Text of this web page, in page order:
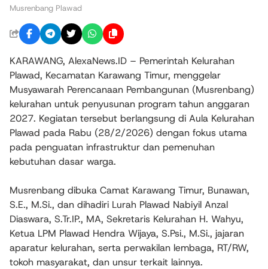
Musrenbang Plawad
KARAWANG, AlexaNews.ID – Pemerintah Kelurahan
Plawad, Kecamatan Karawang Timur, menggelar
Musyawarah Perencanaan Pembangunan (Musrenbang)
kelurahan untuk penyusunan program tahun anggaran
2027. Kegiatan tersebut berlangsung di Aula Kelurahan
Plawad pada Rabu (28/2/2026) dengan fokus utama
pada penguatan infrastruktur dan pemenuhan
kebutuhan dasar warga.
Musrenbang dibuka Camat Karawang Timur, Bunawan,
S.E., M.Si., dan dihadiri Lurah Plawad Nabiyil Anzal
Diaswara, S.Tr.IP., MA, Sekretaris Kelurahan H. Wahyu,
Ketua LPM Plawad Hendra Wijaya, S.Psi., M.Si., jajaran
aparatur kelurahan, serta perwakilan lembaga, RT/RW,
tokoh masyarakat, dan unsur terkait lainnya.